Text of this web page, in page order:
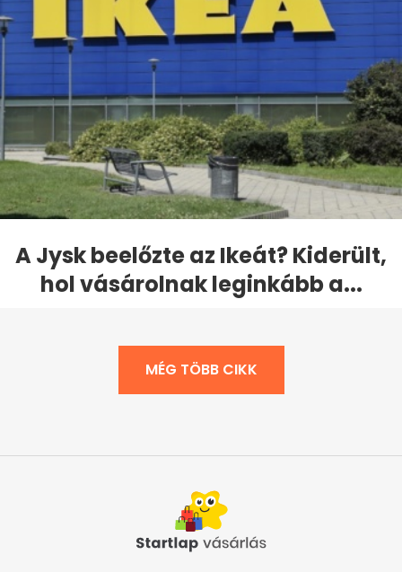
A Jysk beelőzte az Ikeát? Kiderült,
hol vásárolnak leginkább a...
MÉG TÖBB CIKK